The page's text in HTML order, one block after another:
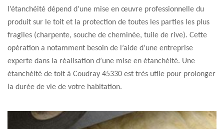
l’étanchéité dépend d’une mise en œuvre professionnelle du
produit sur le toit et la protection de toutes les parties les plus
fragiles (charpente, souche de cheminée, tuile de rive). Cette
opération a notamment besoin de l’aide d’une entreprise
experte dans la réalisation d’une mise en étanchéité. Une
étanchéité de toit à Coudray 45330 est très utile pour prolonger
la durée de vie de votre habitation.